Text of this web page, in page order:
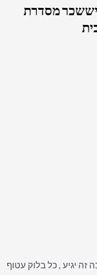
יששכר מסדרת
זה יגיע , כל בלוק עטוף